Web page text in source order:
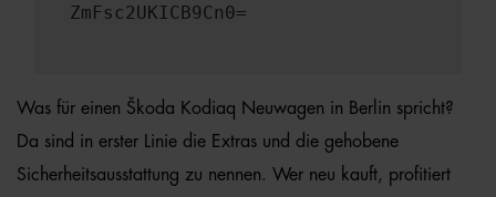
ZmFsc2UKICB9Cn0=
Was für einen Škoda Kodiaq Neuwagen in Berlin spricht?
Da sind in erster Linie die Extras und die gehobene
Sicherheitsausstattung zu nennen. Wer neu kauft, profitiert